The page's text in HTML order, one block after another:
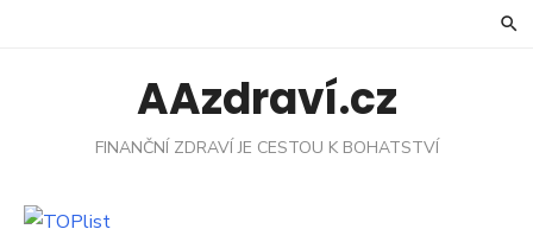
AAzdraví.cz
FINANČNÍ ZDRAVÍ JE CESTOU K BOHATSTVÍ